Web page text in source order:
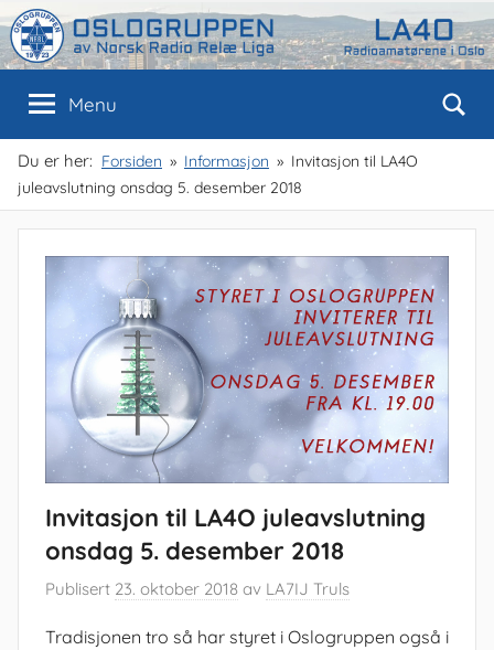
Skip
to
content
Oslogruppen
av
NRRL
Oslo
Menu
Du er her: Forsiden Informasjon
Invitasjon til LA4O
juleavslutning onsdag 5. desember 2018
Invitasjon til LA4O juleavslutning
onsdag 5. desember 2018
Publisert 23. oktober 2018 av LA7IJ Truls
Tradisjonen tro så har styret i Oslogruppen også i